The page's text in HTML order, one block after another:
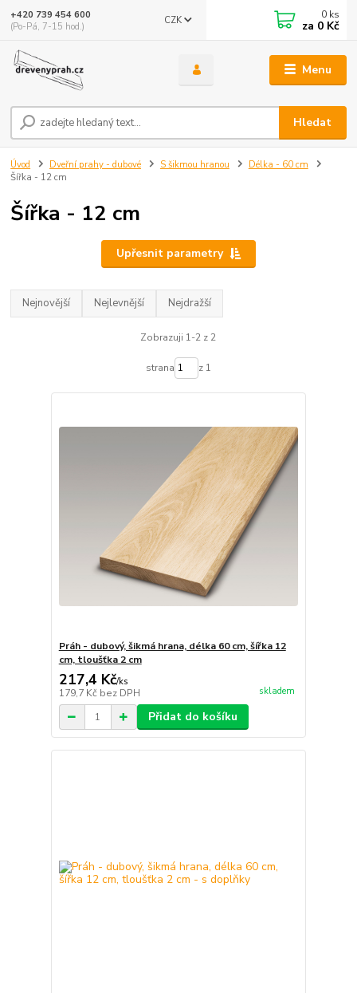
Menu
CZK
Hledat
+420 739 454 600
(Po-Pá, 7-15 hod.)
0 ks
za 0 Kč
Úvod Dveřní prahy - dubové S šikmou hranou
Délka - 60 cm
Šířka - 12 cm
Šířka - 12 cm
Upřesnit parametry
Nejnovější Nejlevnější Nejdražší
Zobrazuji 1-2 z 2
strana z 1
Práh - dubový, šikmá hrana, délka 60 cm, šířka 12
cm, tloušťka 2 cm
217,4 Kč/ks
179,7 Kč bez DPH skladem
Přidat do košíku